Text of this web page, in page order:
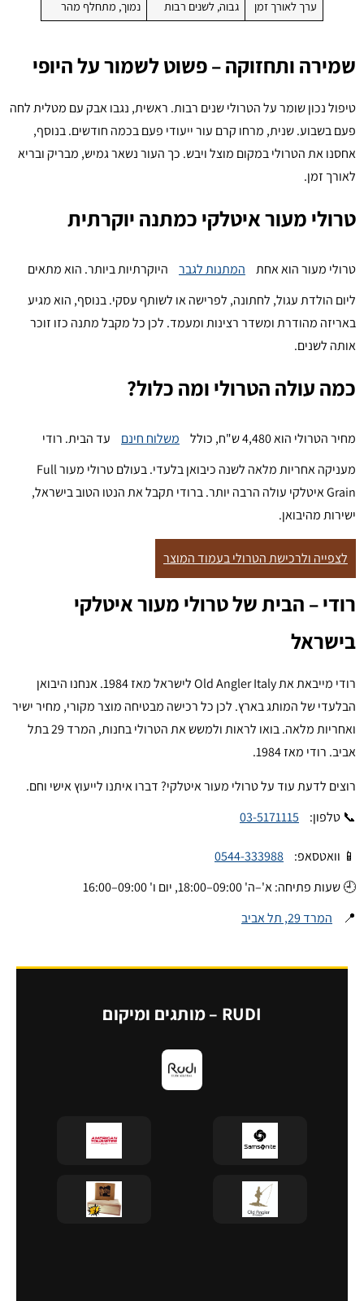
ערך לאורך זמן גבוה, לשנים רבות נמוך, מתחלף מהר
שמירה ותחזוקה – פשוט לשמור על היופי
טיפול נכון שומר על הטרולי שנים רבות. ראשית, נגבו אבק עם מטלית לחה
פעם בשבוע. שנית, מרחו קרם עור ייעודי פעם בכמה חודשים. בנוסף,
אחסנו את הטרולי במקום מוצל ויבש. כך העור נשאר גמיש, מבריק ובריא
לאורך זמן.
טרולי מעור איטלקי כמתנה יוקרתית
טרולי מעור הוא אחת המתנות לגבר
היוקרתיות ביותר. הוא מתאים
ליום הולדת עגול, לחתונה, לפרישה או לשותף עסקי. בנוסף, הוא מגיע
באריזה מהודרת ומשדר רצינות ומעמד. לכן כל מקבל מתנה כזו זוכר
אותה לשנים.
כמה עולה הטרולי ומה כלול?
מחיר הטרולי הוא 4,480 ש"ח, כולל משלוח חינם
עד הבית. רודי
מעניקה אחריות מלאה לשנה כיבואן בלעדי. בעולם טרולי מעור Full
Grain איטלקי עולה הרבה יותר. ברודי תקבל את הנטו הטוב בישראל,
ישירות מהיבואן.
לצפייה ולרכישת הטרולי בעמוד המוצר
רודי – הבית של טרולי מעור איטלקי
בישראל
רודי מייבאת את Old Angler Italy לישראל מאז 1984. אנחנו היבואן
הבלעדי של המותג בארץ. לכן כל רכישה מבטיחה מוצר מקורי, מחיר ישיר
ואחריות מלאה. בואו לראות ולמשש את הטרולי בחנות, המרד 29 בתל
אביב. רודי מאז 1984.
רוצים לדעת עוד על טרולי מעור איטלקי? דברו איתנו לייעוץ אישי וחם.
📞 טלפון:
03-5171115
📱 וואטסאפ:
0544-333988
🕘 שעות פתיחה: א'–ה' 09:00–18:00, יום ו' 09:00–16:00
📍
המרד 29, תל אביב
RUDI – מותגים ומיקום